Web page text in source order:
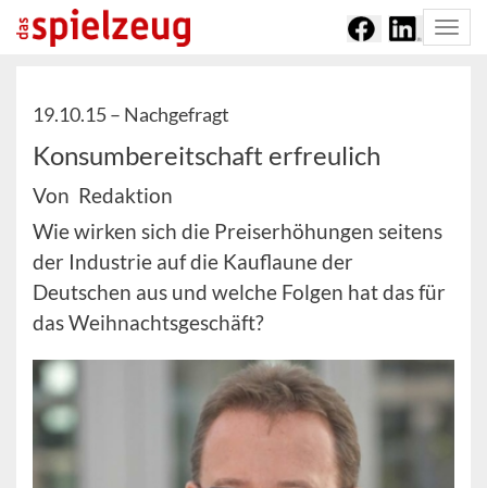
19.10.15 – Nachgefragt
Konsumbereitschaft erfreulich
Von Redaktion
Wie wirken sich die Preiserhöhungen seitens
der Industrie auf die Kauflaune der
Deutschen aus und welche Folgen hat das für
das Weihnachtsgeschäft?